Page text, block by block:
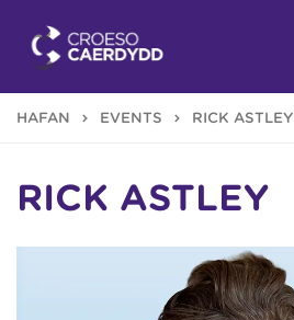
HAFAN EVENTS RICK ASTLEY
RICK ASTLEY